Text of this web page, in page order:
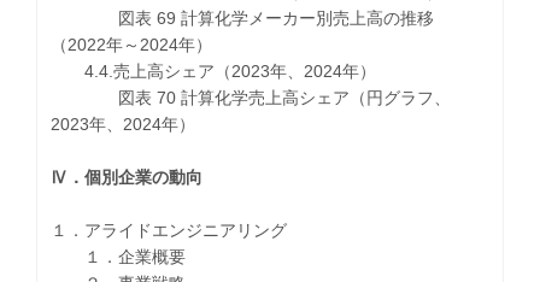
図表 69 計算化学メーカー別売上高の推移
（2022年～2024年）
4.4.売上高シェア（2023年、2024年）
図表 70 計算化学売上高シェア（円グラフ、
2023年、2024年）
Ⅳ．個別企業の動向
１．アライドエンジニアリング
１．企業概要